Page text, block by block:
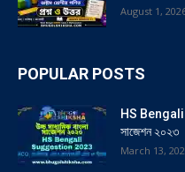
August 1,
POPULAR POSTS
HS Bengali
সাজেশন ২০২৩
March 13,